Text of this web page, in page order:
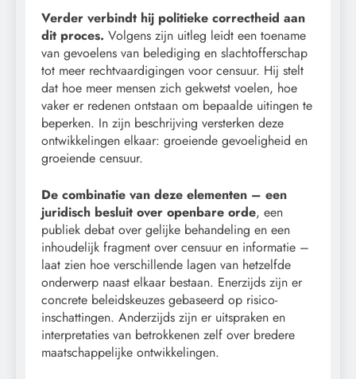
Verder verbindt hij politieke correctheid aan
dit proces. Volgens zijn uitleg leidt een toename
van gevoelens van belediging en slachtofferschap
tot meer rechtvaardigingen voor censuur. Hij stelt
dat hoe meer mensen zich gekwetst voelen, hoe
vaker er redenen ontstaan om bepaalde uitingen te
beperken. In zijn beschrijving versterken deze
ontwikkelingen elkaar: groeiende gevoeligheid en
groeiende censuur.
De combinatie van deze elementen – een
juridisch besluit over openbare orde, een
publiek debat over gelijke behandeling en een
inhoudelijk fragment over censuur en informatie –
laat zien hoe verschillende lagen van hetzelfde
onderwerp naast elkaar bestaan. Enerzijds zijn er
concrete beleidskeuzes gebaseerd op risico-
inschattingen. Anderzijds zijn er uitspraken en
interpretaties van betrokkenen zelf over bredere
maatschappelijke ontwikkelingen.